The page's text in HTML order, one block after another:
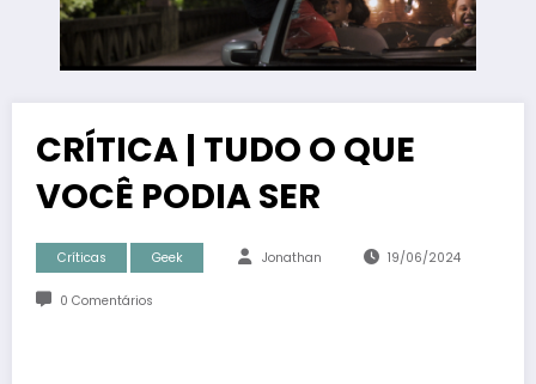
CRÍTICA | TUDO O QUE
VOCÊ PODIA SER
Críticas Geek Jonathan 19/06/2024
0 Comentários